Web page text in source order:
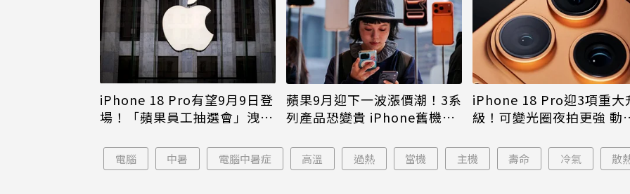
iPhone 18 Pro有望9月9日登
場！「蘋果員工抽選會」洩端
蘋果9月迎下一波漲價潮！3系
列產品恐變貴 iPhone舊機難
iPhone 18 Pro迎3項重大
級！可變光圈夜拍更強 動
電腦 中暑 電腦中暑症 高溫 過熱 當機 主機 壽命 冷氣 散